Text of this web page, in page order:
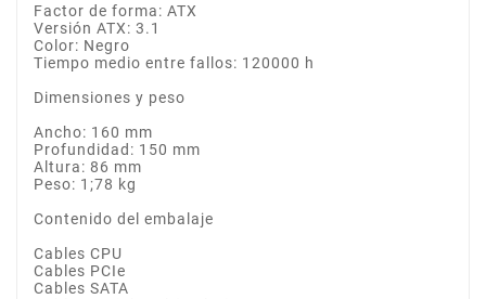
Factor de forma: ATX
Versión ATX: 3.1
Color: Negro
Tiempo medio entre fallos: 120000 h
Dimensiones y peso
Ancho: 160 mm
Profundidad: 150 mm
Altura: 86 mm
Peso: 1;78 kg
Contenido del embalaje
Cables CPU
Cables PCIe
Cables SATA